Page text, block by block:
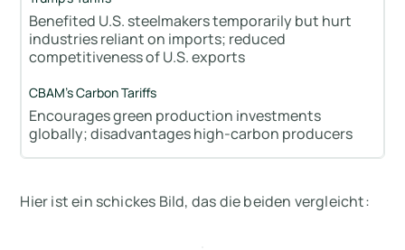
Benefited U.S. steelmakers temporarily but hurt
industries reliant on imports; reduced
competitiveness of U.S. exports
Encourages green production investments
globally; disadvantages high-carbon producers
Hier ist ein schickes Bild, das die beiden vergleicht: